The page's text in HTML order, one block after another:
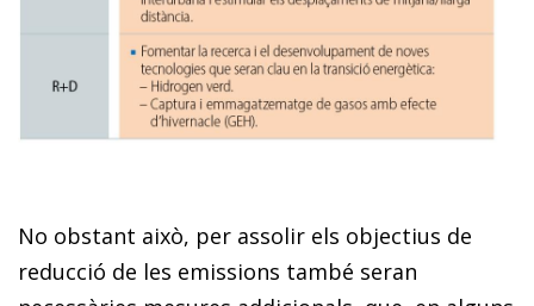
No obstant això, per assolir els objectius de
reducció de les emissions també seran